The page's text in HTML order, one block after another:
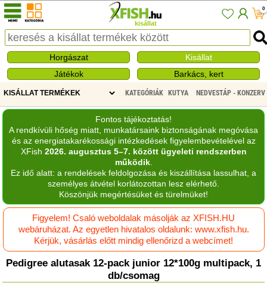
kisállat
0
Horgászat
Kisállat
Játékok
Barkács, kert
KATEGÓRIÁK KUTYA NEDVESTÁP - KONZERV
Fontos tájékoztatás!
A rendkívüli hőség miatt, munkatársaink biztonságának megóvása
és az energiatakarékossági intézkedések figyelembevételével az
XFish 2026. augusztus 5–7. között ügyeleti rendszerben
működik.
Ez idő alatt: a rendelések feldolgozása és kiszállítása lassulhat, a
személyes átvétel korlátozottan lesz elérhető.
Köszönjük megértésüket és türelmüket!
Figyelem! Csaló weboldalak másolják az XFISH.HU
webáruházat. Az egyetlen hivatalos oldalunk: www.xfish.hu.
Kérjük, vásárlás előtt mindig ellenőrizd a webcímet!
Pedigree alutasak 12-pack junior 12*100g multipack, 1
db/csomag